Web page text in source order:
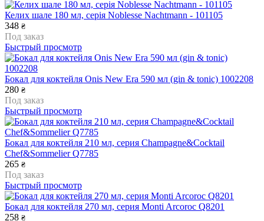
Келих шале 180 мл, серія Noblesse Nachtmann - 101105
348 ₴
Под заказ
Быстрый просмотр
Бокал для коктейля Onis New Era 590 мл (gin & tonic) 1002208
280 ₴
Под заказ
Быстрый просмотр
Бокал для коктейля 210 мл, серия Champagne&Cocktail
Chef&Sommelier Q7785
265 ₴
Под заказ
Быстрый просмотр
Бокал для коктейля 270 мл, серия Monti Arcoroc Q8201
258 ₴